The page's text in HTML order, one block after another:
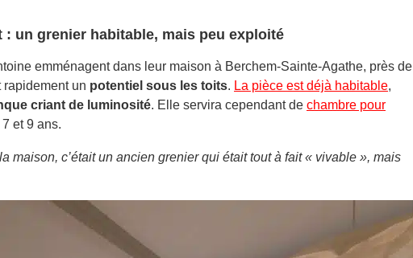
: un grenier habitable, mais peu exploité
emménagent dans leur maison à Berchem-Sainte-Agathe, près de
rapidement un potentiel sous les toits. La pièce est déjà habitable,
criant de luminosité. Elle servira cependant de chambre pour
et 9 ans.
maison, c’était un ancien grenier qui était tout à fait « vivable », mais